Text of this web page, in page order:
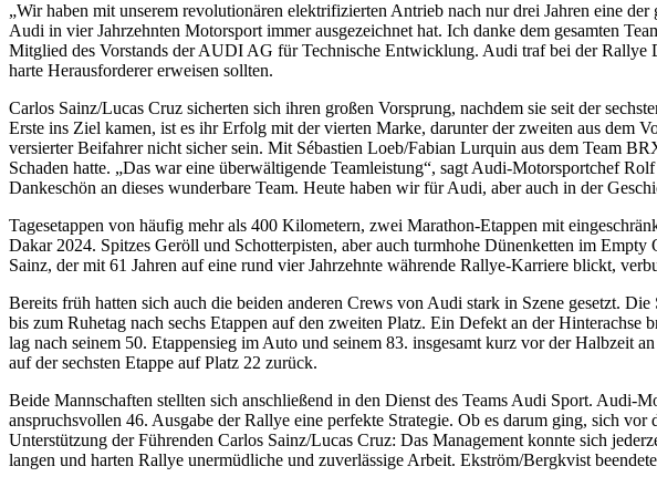
„Wir haben mit unserem revolutionären elektrifizierten Antrieb nach nur drei Jahren eine
Audi in vier Jahrzehnten Motorsport immer ausgezeichnet hat. Ich danke dem gesamten
Mitglied des Vorstands der AUDI AG für Technische Entwicklung. Audi traf bei der
harte Herausforderer erweisen sollten.
Carlos Sainz/Lucas Cruz sicherten sich ihren großen Vorsprung, nachdem sie seit der
Erste ins Ziel kamen, ist es ihr Erfolg mit der vierten Marke, darunter der zweiten aus dem
versierter Beifahrer nicht sicher sein. Mit Sébastien Loeb/Fabian Lurquin aus dem Team
Schaden hatte. „Das war eine überwältigende Teamleistung“, sagt Audi-Motorsportchef
Dankeschön an dieses wunderbare Team. Heute haben wir für Audi, aber auch in der
Tagesetappen von häufig mehr als 400 Kilometern, zwei Marathon-Etappen mit
Dakar 2024. Spitzes Geröll und Schotterpisten, aber auch turmhohe Dünenketten im
Sainz, der mit 61 Jahren auf eine rund vier Jahrzehnte währende Rallye-Karriere blickt,
Bereits früh hatten sich auch die beiden anderen Crews von Audi stark in Szene gesetzt.
bis zum Ruhetag nach sechs Etappen auf den zweiten Platz. Ein Defekt an der
lag nach seinem 50. Etappensieg im Auto und seinem 83. insgesamt kurz vor der Halbzeit
auf der sechsten Etappe auf Platz 22 zurück.
Beide Mannschaften stellten sich anschließend in den Dienst des Teams Audi Sport.
anspruchsvollen 46. Ausgabe der Rallye eine perfekte Strategie. Ob es darum ging, sich
Unterstützung der Führenden Carlos Sainz/Lucas Cruz: Das Management konnte sich
langen und harten Rallye unermüdliche und zuverlässige Arbeit. Ekström/Bergkvist